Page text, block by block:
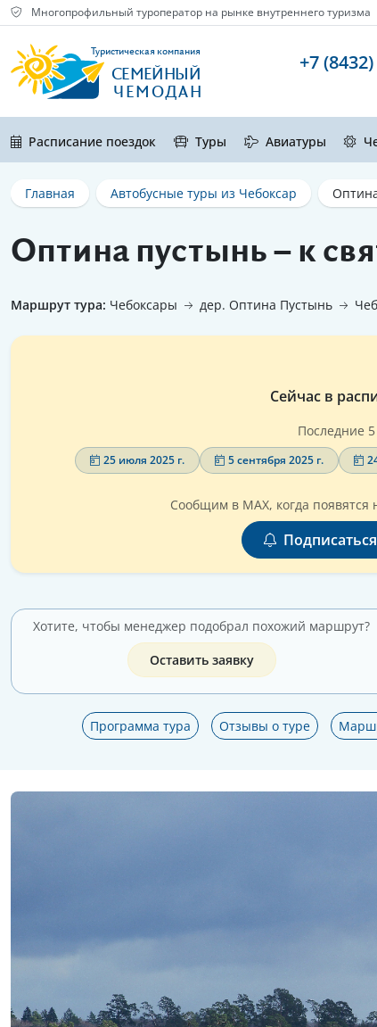
Многопрофильный туроператор на рынке внутреннего туризма
Туристическая компания
СЕМЕЙНЫЙ
ЧЕМОДАН
+7
Расписание поездок Туры Авиатуры
Главная Автобусные туры из Чебоксар
Оптина пустынь – к
Маршрут тура: Чебоксары дер. Оптина Пустынь
Сейчас в
Последние
25 июля 2025 г. 5 сентября 2025 г.
Сообщим в MAX, когда
Хотите, чтобы менеджер подобрал похожий маршрут?
Оставить заявку
Программа тура Отзывы о туре